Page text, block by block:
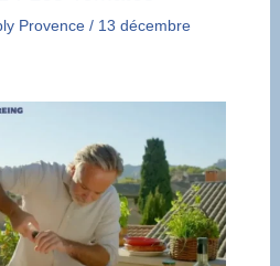
Provence/ 13 décembre